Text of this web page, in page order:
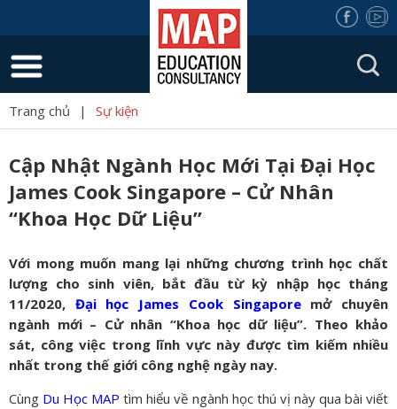
Trang chủ | Sự kiện
Cập Nhật Ngành Học Mới Tại Đại Học
James Cook Singapore – Cử Nhân
“Khoa Học Dữ Liệu”
Với mong muốn mang lại những chương trình học chất
lượng cho sinh viên, bắt đầu từ kỳ nhập học tháng
11/2020, Đại học James Cook Singaporemở chuyên
ngành mới – Cử nhân “Khoa học dữ liệu”. Theo khảo
sát, công việc trong lĩnh vực này được tìm kiếm nhiều
nhất trong thế giới công nghệ ngày nay.
Cùng Du Học MAP tìm hiểu về ngành học thú vị này qua bài viết